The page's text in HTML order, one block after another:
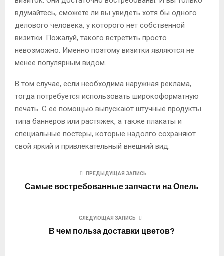
вдумайтесь, сможете ли вы увидеть хотя бы одного
делового человека, у которого нет собственной
визитки. Пожалуй, такого встретить просто
невозможно. Именно поэтому визитки являются не
менее популярным видом.
В том случае, если необходима наружная реклама,
тогда потребуется использовать широкоформатную
печать. С её помощью выпускают штучные продукты
типа баннеров или растяжек, а также плакаты и
специальные постеры, которые надолго сохраняют
свой яркий и привлекательный внешний вид.
ПРЕДЫДУЩАЯ ЗАПИСЬ
Самые востребованные запчасти на Опель
СЛЕДУЮЩАЯ ЗАПИСЬ
В чем польза доставки цветов?